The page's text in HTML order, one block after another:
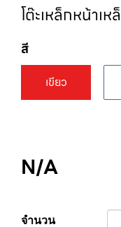
โต๊ะเหล็กหน้าเ
สี
เขียว
N/A
จำนวน